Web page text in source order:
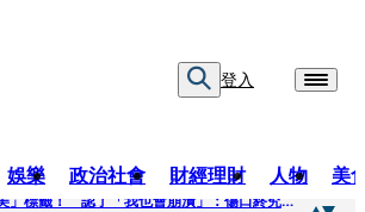
登入
娛樂 政治社會 財經理財 人物 美
蔡依珊撕掉「完美」標籤！ 認了「我也會崩潰」：傷口終究會癒合